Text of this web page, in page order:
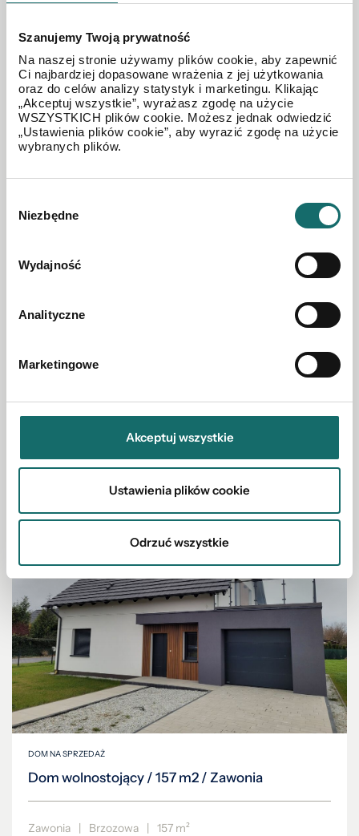
Szanujemy Twoją prywatność
Na naszej stronie używamy plików cookie, aby zapewnić
Ci najbardziej dopasowane wrażenia z jej użytkowania
oraz do celów analizy statystyk i marketingu. Klikając
„Akceptuj wszystkie”, wyrażasz zgodę na użycie
WSZYSTKICH plików cookie. Możesz jednak odwiedzić
„Ustawienia plików cookie”, aby wyrazić zgodę na użycie
wybranych plików.
zgody
Niezbędne
Wydajność
Analityczne
Marketingowe
Akceptuj wszystkie
Ustawienia plików cookie
Odrzuć wszystkie
Wrocław | 41.37 m² | piętro 2/3
620 000 PLN
Mieszkanie / kawalerka / 41,88 m2 / Inwestycja
Wrocław | Pabianicka | 41.88 m² | piętro 2/10
DOM NA SPRZEDAŻ
Dom wolnostojący / 157 m2 / Zawonia
Zawonia | Brzozowa | 157 m²